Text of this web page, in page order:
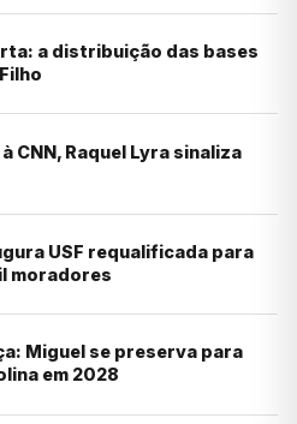
a distribuição das bases
CNN, Raquel Lyra sinaliza
USF requalificada para
moradores
Miguel se preserva para
em 2028